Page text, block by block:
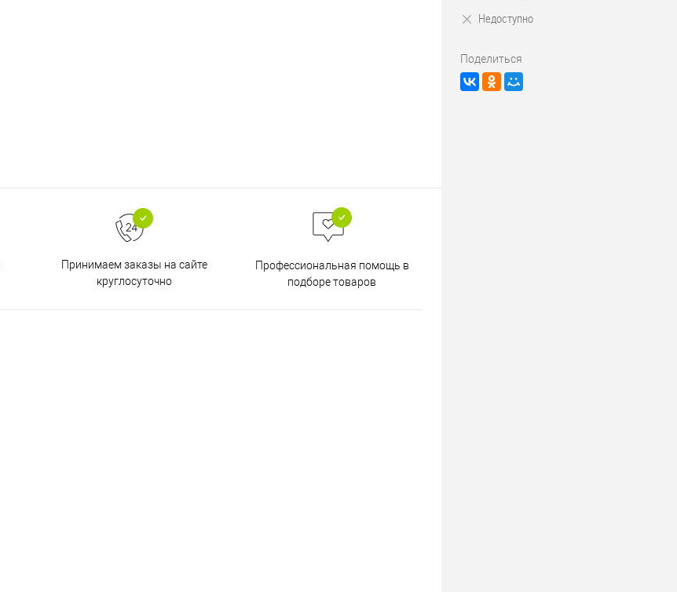
Принимаем заказы на сайте
круглосуточно
Профессиональная помощь в
подборе товаров
Недоступно
Поделиться